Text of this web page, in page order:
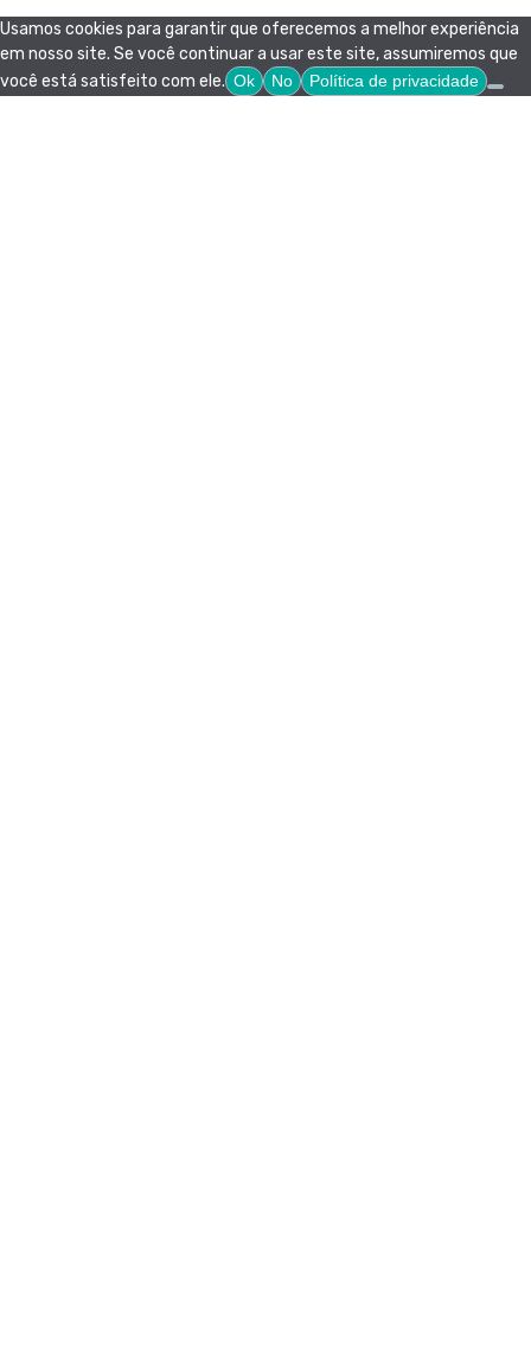
Usamos cookies para garantir que oferecemos a melhor experiência
em nosso site. Se você continuar a usar este site, assumiremos que
você está satisfeito com ele. Ok No Política de privacidade